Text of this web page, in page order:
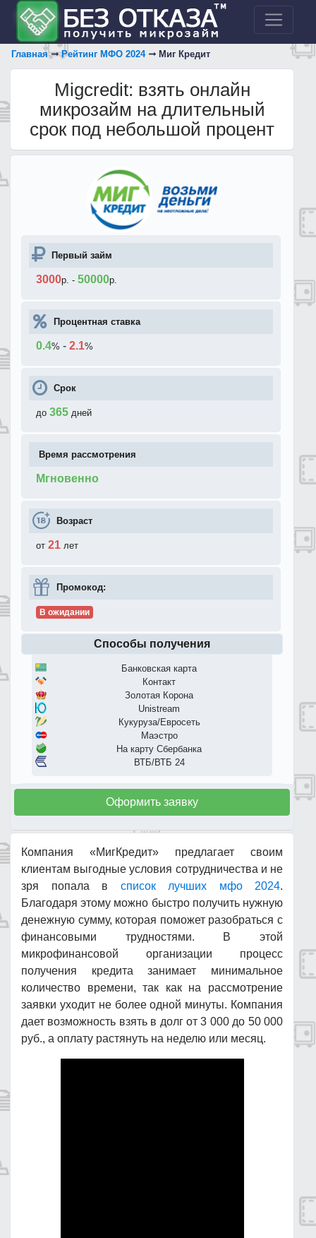
Главная Рейтинг МФО 2024 Миг Кредит
Migcredit: взять онлайн
микрозайм на длительный
срок под небольшой процент
Первый займ
3000р. - 50000р.
Процентная ставка
0.4% - 2.1%
Срок
до 365 дней
Время рассмотрения
Мгновенно
Возраст
от 21 лет
Промокод:
В ожидании
Способы получения
Банковская карта
Контакт
Золотая Корона
Unistream
Кукуруза/Евросеть
Маэстро
На карту Сбербанка
ВТБ/ВТБ 24
Оформить заявку
Компания «МигКредит» предлагает своим
клиентам выгодные условия сотрудничества и не
зря попала в список лучших мфо 2024.
Благодаря этому можно быстро получить нужную
денежную сумму, которая поможет разобраться с
финансовыми трудностями. В этой
микрофинансовой организации процесс
получения кредита занимает минимальное
количество времени, так как на рассмотрение
заявки уходит не более одной минуты. Компания
дает возможность взять в долг от 3 000 до 50 000
руб., а оплату растянуть на неделю или месяц.